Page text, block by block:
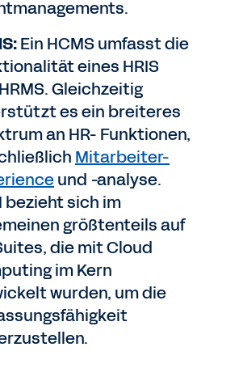
Ein HCMS umfasst die
eines HRIS
Gleichzeitig
es ein breiteres
an HR- Funktionen,
Mitarbeiter-
und -analyse.
bezieht sich im
größtenteils auf
die mit Cloud
im Kern
wurden, um die